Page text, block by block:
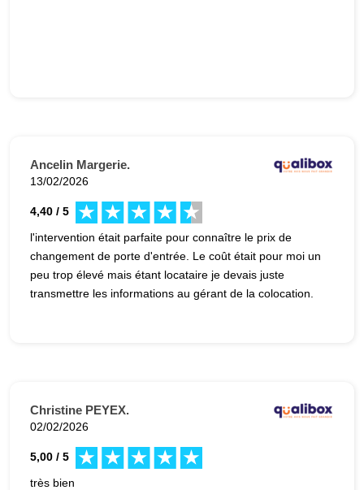
Ancelin Margerie.
13/02/2026
4,40 / 5
l'intervention était parfaite pour connaître le prix de
changement de porte d'entrée. Le coût était pour moi un
peu trop élevé mais étant locataire je devais juste
transmettre les informations au gérant de la colocation.
Christine PEYEX.
02/02/2026
5,00 / 5
très bien